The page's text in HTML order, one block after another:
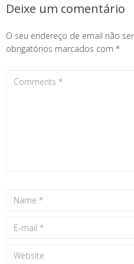
Deixe um comentário
O seu endereço de email não
obrigatórios marcados com *